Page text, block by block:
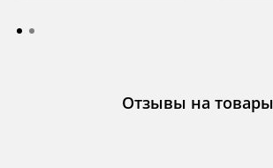
Отзывы на товары